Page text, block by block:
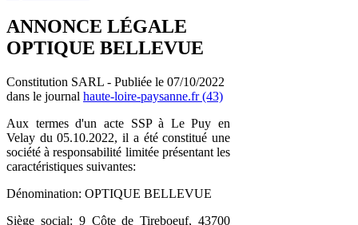
ANNONCE LÉGALE
OPTIQUE BELLEVUE
Constitution SARL - Publiée le 07/10/2022
dans le journal haute-loire-paysanne.fr (43)
Aux termes d'un acte SSP à Le Puy en
Velay du 05.10.2022, il a été constitué une
société à responsabilité limitée présentant les
caractéristiques suivantes:
Dénomination: OPTIQUE BELLEVUE
Siège social: 9 Côte de Tireboeuf, 43700